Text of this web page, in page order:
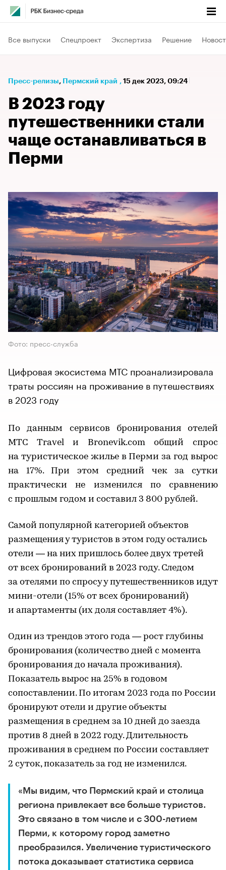
Все выпуски Спецпроект Экспертиза Решение
Пресс-релизы⁠, Пермский край , 15 дек 2023, 09:24
В 2023 году
путешественники стали
чаще останавливаться в
Перми
Фото: пресс-служба
Цифровая экосистема МТС проанализировала
траты россиян на проживание в путешествиях
в 2023 году
По данным сервисов бронирования отелей
МТС Travel и Bronevik.com общий спрос
на туристическое жилье в Перми за год вырос
на 17%. При этом средний чек за сутки
практически не изменился по сравнению
с прошлым годом и составил 3 800 рублей.
Самой популярной категорией объектов
размещения у туристов в этом году остались
отели — на них пришлось более двух третей
от всех бронирований в 2023 году. Следом
за отелями по спросу у путешественников идут
мини-отели (15% от всех бронирований)
и апартаменты (их доля составляет 4%).
Один из трендов этого года — рост глубины
бронирования (количество дней с момента
бронирования до начала проживания).
Показатель вырос на 25% в годовом
сопоставлении. По итогам 2023 года по России
бронируют отели и другие объекты
размещения в среднем за 10 дней до заезда
против 8 дней в 2022 году. Длительность
проживания в среднем по России составляет
2 суток, показатель за год не изменился.
«Мы видим, что Пермский край и столица
региона привлекает все больше туристов.
Это связано в том числе и с 300-летием
Перми, к которому город заметно
преобразился. Увеличение туристического
потока доказывает статистика сервиса